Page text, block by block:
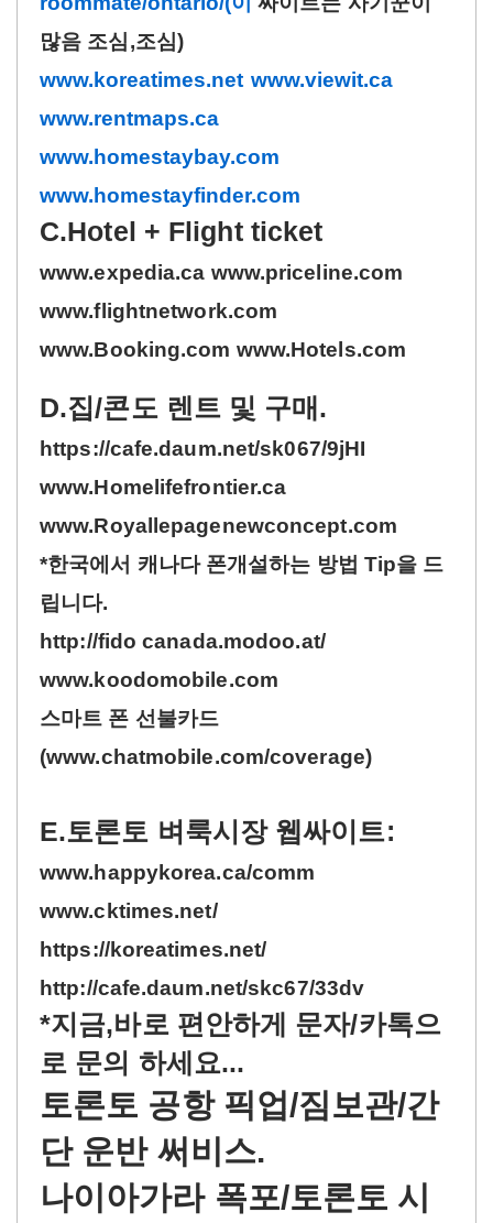
많음 조심,조심)
www.koreatimes.net www.viewit.ca
www.rentmaps.ca
www.homestaybay.com
www.homestayfinder.com
C.Hotel + Flight ticket
www.expedia.ca www.priceline.com
www.flightnetwork.com
www.Booking.com www.Hotels.com
D.집/콘도 렌트 및 구매.
https://cafe.daum.net/sk067/9jHI
www.Homelifefrontier.ca
www.Royallepagenewconcept.com
*한국에서 캐나다 폰개설하는 방법 Tip을 드
립니다.
http://fido canada.modoo.at/
www.koodomobile.com
스마트 폰 선불카드
(www.chatmobile.com/coverage)
E.토론토 벼룩시장 웹싸이트:
www.happykorea.ca/comm
www.cktimes.net/
https://koreatimes.net/
http://cafe.daum.net/skc67/33dv
*지금,바로 편안하게 문자/카톡으
로 문의 하세요...
토론토 공항 픽업/짐보관/간
단 운반 써비스.
나이아가라 폭포/토론토 시